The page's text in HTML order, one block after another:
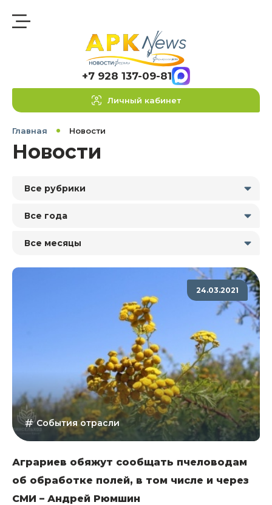
+7 928 137-09-81
Личный кабинет
Главная Новости
Новости
Все рубрики
Все года
Все месяцы
24.03.2021
События отрасли
Аграриев обяжут сообщать пчеловодам
об обработке полей, в том числе и через
СМИ – Андрей Рюмшин